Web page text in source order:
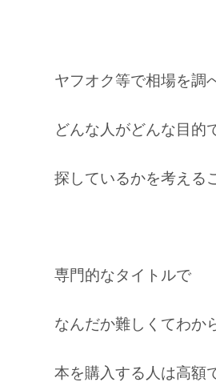
ヤフオク等で相場を調
どんな人がどんな目的
探しているかを考える
専門的なタイトルで
なんだか難しくてわか
本を購入する人は高額